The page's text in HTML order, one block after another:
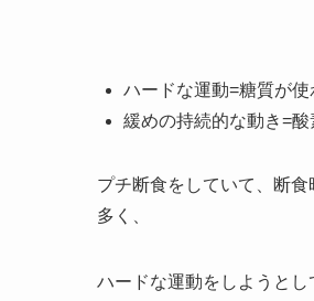
ハードな運動=糖質が
緩めの持続的な動き=
プチ断食をしていて、断
多く、
ハードな運動をしようと